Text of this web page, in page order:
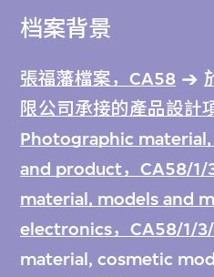
档案背景
張福藩檔案，CA58
限公司承接的產品設計
Photographic
and product，CA58/1/
material, models and
electronics，CA58/1/3/
material, cosmetic